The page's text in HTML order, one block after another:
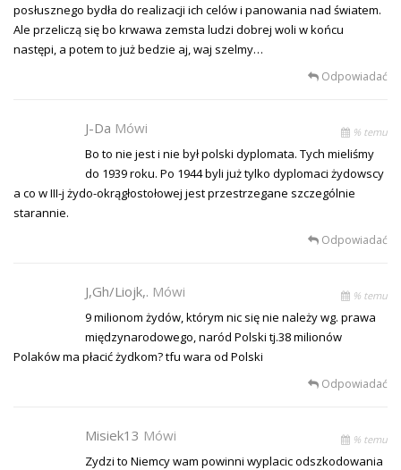
posłusznego bydła do realizacji ich celów i panowania nad światem.
Ale przeliczą się bo krwawa zemsta ludzi dobrej woli w końcu
następi, a potem to już bedzie aj, waj szelmy…
Odpowiadać
J-Da Mówi % temu
Bo to nie jest i nie był polski dyplomata. Tych mieliśmy
do 1939 roku. Po 1944 byli już tylko dyplomaci żydowscy
a co w III-j żydo-okrągłostołowej jest przestrzegane szczególnie
starannie.
Odpowiadać
J,gh/liojk,. Mówi % temu
9 milionom żydów, którym nic się nie należy wg. prawa
międzynarodowego, naród Polski tj.38 milionów
Polaków ma płacić żydkom? tfu wara od Polski
Odpowiadać
Misiek13 Mówi % temu
Zydzi to Niemcy wam powinni wyplacic odszkodowania